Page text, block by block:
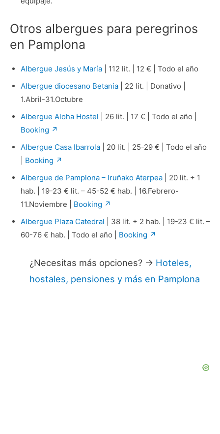
Otros albergues para peregrinos
en Pamplona
Albergue Jesús y María| 112 lit. | 12 € | Todo el año
Albergue diocesano Betania| 22 lit. | Donativo |
1.Abril-31.Octubre
Albergue Aloha Hostel | 26 lit. | 17 € | Todo el año |
Booking ↗
Albergue Casa Ibarrola| 20 lit. | 25-29 € | Todo el año
Booking ↗
Albergue de Pamplona – Iruñako Aterpea| 20 lit. + 1
hab. | 19-23 € lit. – 45-52 € hab. | 16.Febrero-
11.Noviembre | Booking ↗
Albergue Plaza Catedral | 38 lit. + 2 hab. | 19-23 € lit. –
60-76 € hab. | Todo el año | Booking ↗
¿Necesitas más opciones? → Hoteles,
hostales, pensiones y más en Pamplona